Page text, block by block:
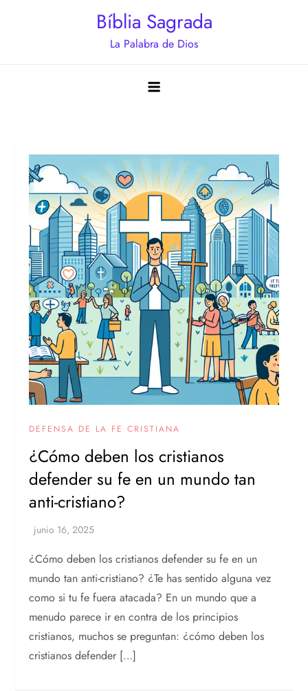
Bíblia Sagrada
La Palabra de Dios
DEFENSA DE LA FE CRISTIANA
¿Cómo deben los cristianos
defender su fe en un mundo tan
anti-cristiano?
¿Cómo deben los cristianos defender su fe en un
mundo tan anti-cristiano? ¿Te has sentido alguna vez
como si tu fe fuera atacada? En un mundo que a
menudo parece ir en contra de los principios
cristianos, muchos se preguntan: ¿cómo deben los
cristianos defender […]